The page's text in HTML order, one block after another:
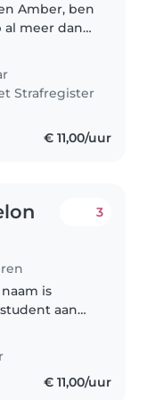
Amber, ben
al meer dan
in de
school
lager..
Strafregister
€ 11,00/uur
3
aan
chemie
die heel
€ 11,00/uur